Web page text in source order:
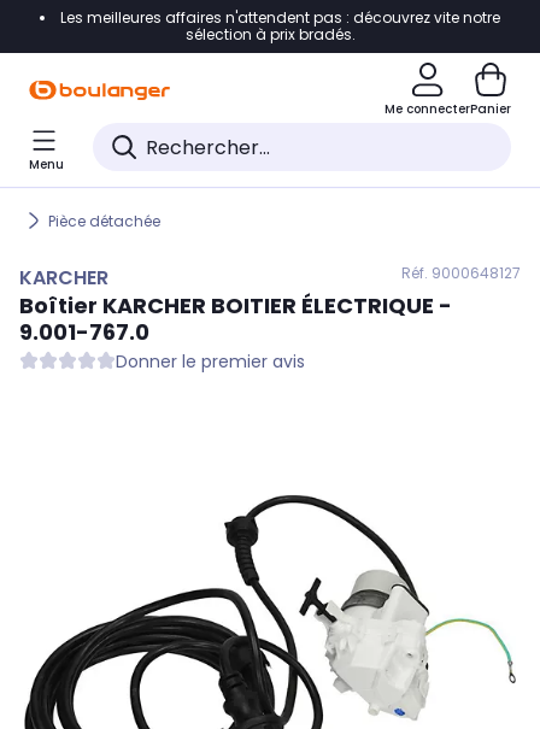
Accéder directement à la navigation
Accéder directement au pied de page
Accéder directement au chatbot
Les meilleures affaires n'attendent pas : découvrez vite notre
sélection à prix bradés.
Me connecterPanier
Menu
Pièce détachée
KARCHER Réf. 9000648127
Boîtier KARCHER BOITIER ÉLECTRIQUE -
9.001-767.0
Donner le premier avis